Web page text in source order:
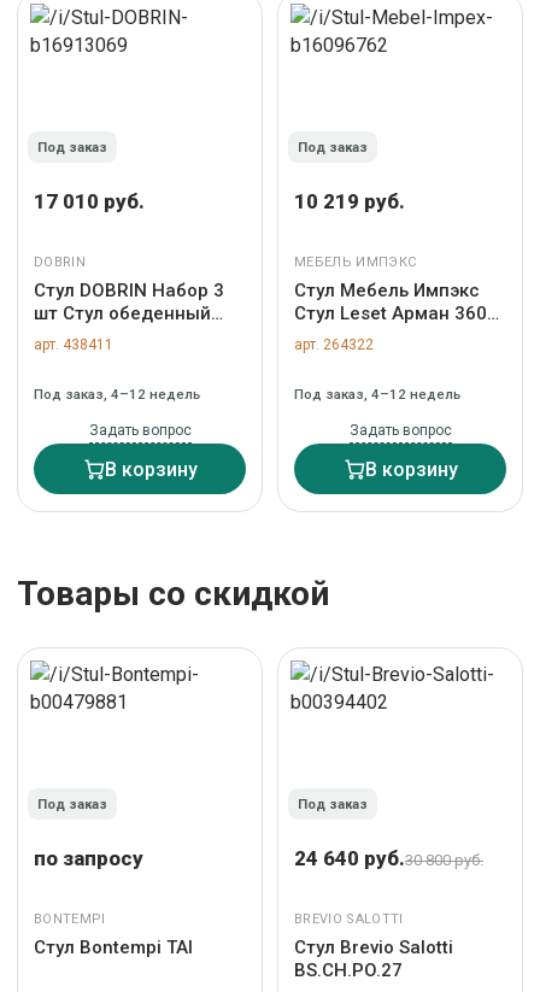
Под заказ
17 010 руб.
DOBRIN
Стул DOBRIN Набор 3
шт Стул обеденный
DOBRIN DSR, ножки
золотые, цвет чёрный
PP638A-N3_G-M_B-03
арт. 438411
Под заказ, 4–12 недель
Задать вопрос
В корзину
Под заказ
10 219 руб.
МЕБЕЛЬ ИМПЭКС
Стул Мебель Импэкс
Стул Leset Арман 360
(поворотный
механизм) арт.
арт. 264322
Под заказ, 4–12 недель
Задать вопрос
В корзину
Товары со скидкой
Под заказ
по запросу
BONTEMPI
Стул Bontempi TAI
Под заказ
24 640 руб.30 800 руб.
BREVIO SALOTTI
Стул Brevio Salotti
BS.CH.PO.27